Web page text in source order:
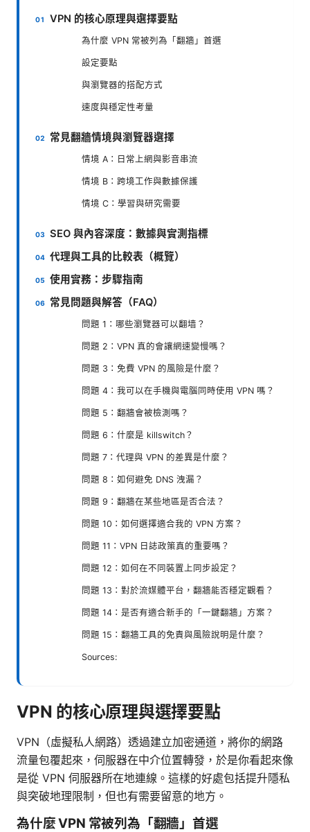
VPN 的核心原理與選擇要點
為什麼 VPN 常被列為「翻牆」首選
設定要點
與瀏覽器的搭配方式
速度與穩定性考量
常見翻牆情境與瀏覽器選擇
情境 A：日常上網與影音串流
情境 B：跨境工作與數據保護
情境 C：學習與研究需要
SEO 與內容深度：數據與實測指標
代理與工具的比較表（概覽）
使用實務：步驟指南
常見問題與解答（FAQ）
問題 1：哪些瀏覽器可以翻墙？
問題 2：VPN 真的會讓網速變慢嗎？
問題 3：免費 VPN 的風險是什麼？
問題 4：我可以在手機與電腦同時使用 VPN 嗎？
問題 5：翻牆會被檢測嗎？
問題 6：什麼是 killswitch？
問題 7：代理與 VPN 的差異是什麼？
問題 8：如何避免 DNS 洩漏？
問題 9：翻牆在某些地區是否合法？
問題 10：如何選擇適合我的 VPN 方案？
問題 11：VPN 日誌政策真的重要嗎？
問題 12：如何在不同裝置上同步設定？
問題 13：對於流媒體平台，翻牆能否穩定觀看？
問題 14：是否有適合新手的「一鍵翻牆」方案？
問題 15：翻牆工具的免責與風險說明是什麼？
Sources:
VPN 的核心原理與選擇要點
VPN（虛擬私人網路）透過建立加密通道，將你的網路
流量包覆起來，伺服器在中介位置轉發，於是你看起來像
是從 VPN 伺服器所在地連線。這樣的好處包括提升隱私
與突破地理限制，但也有需要留意的地方。
為什麼 VPN 常被列為「翻牆」首選